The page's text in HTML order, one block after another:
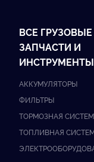
ВСЕ ГРУЗОВЫЕ
ЗАПЧАСТИ И
ИНСТРУМЕНТЫ
АККУМУЛЯТОРЫ
ФИЛЬТРЫ
ТОРМОЗНАЯ
ТОПЛИВНАЯ